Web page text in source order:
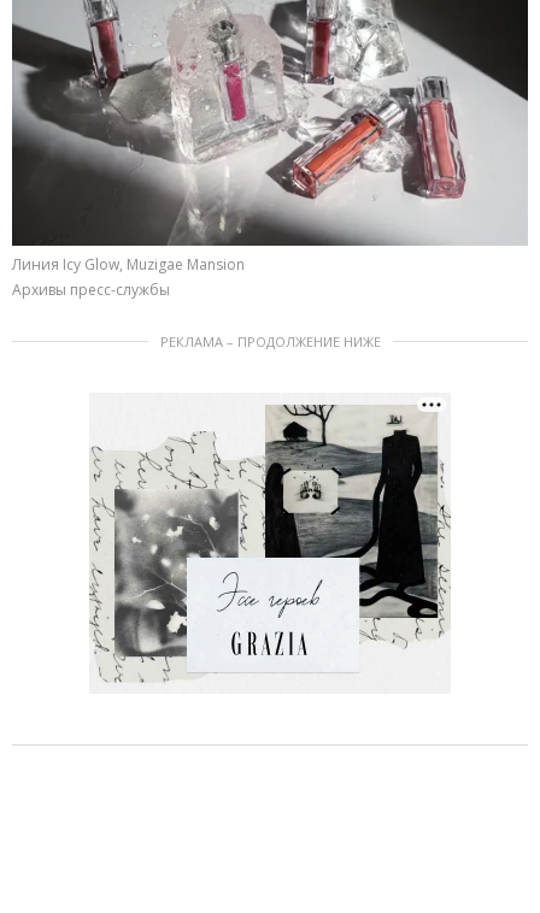
Линия Icy Glow, Muzigae Mansion
Архивы пресс-службы
РЕКЛАМА – ПРОДОЛЖЕНИЕ НИЖЕ